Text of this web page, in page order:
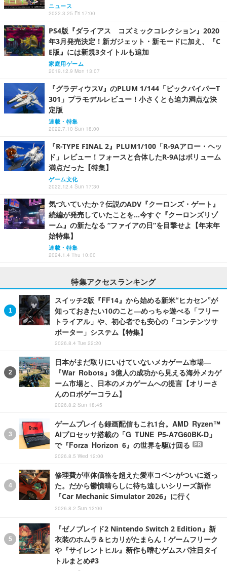
ニュース
2022.3.25 Fri 17:00
PS4版『ダライアス コズミックコレクション』2020
年3月発売決定！新ガジェット・新モードに加え、『C
E版』には新規3タイトルも追加
家庭用ゲーム
2019.12.9 Mon 13:07
『グラディウスV』のPLUM 1/144「ビックバイパーT
301」プラモデルレビュー！小さくとも迫力満点な決
定版
連載・特集
2022.7.10 Sun 18:00
『R-TYPE FINAL 2』PLUM1/100「R-9Aアロー・ヘッ
ド」レビュー！フォースと合体したR-9Aはボリューム
満点だった【特集】
ゲーム文化
2022.12.4 Sun 17:30
気づいていたか？伝説のADV『クーロンズ・ゲート』
続編が発売していたことを…今すぐ『クーロンズリゾ
ーム』の新たなる “ファイアの日”を目撃せよ【年末年
始特集】
連載・特集
2024.1.4 Thu 10:00
特集アクセスランキング
スイッチ2版『FF14』から始める新米“ヒカセン”が
知っておきたい10のこと―めっちゃ遊べる「フリー
トライアル」や、初心者でも安心の「コンテンツサ
ポーター」システム【特集】
2026.8.4 Tue 22:20
日本がまだ取りにいけていないメカゲーム市場―
『War Robots』3億人の成功から見える海外メカゲ
ーム市場と、日本のメカゲームへの提言【オリーさ
んのロボゲーコラム】
2026.8.2 Sun 18:45
ゲームプレイも録画配信もこれ1台。AMD Ryzen™
AIプロセッサ搭載の「G TUNE P5-A7G60BK-D」
で『Forza Horizon 6』の世界を駆け回る
PR
2026.8.5 Wed 12:00
修理費が車体価格を超えた愛車コペンがついに逝っ
た。だから鬱憤晴らしに待ち遠しいシリーズ新作
『Car Mechanic Simulator 2026』に行く
2026.8.2 Sun 12:00
『ゼノブレイド2 Nintendo Switch 2 Edition』新
衣装のホムラ＆ヒカリがたまらん！ゲームフリーク
や『サイレントヒル』新作も嗜むゲムスパ注目タイ
トルまとめ#3